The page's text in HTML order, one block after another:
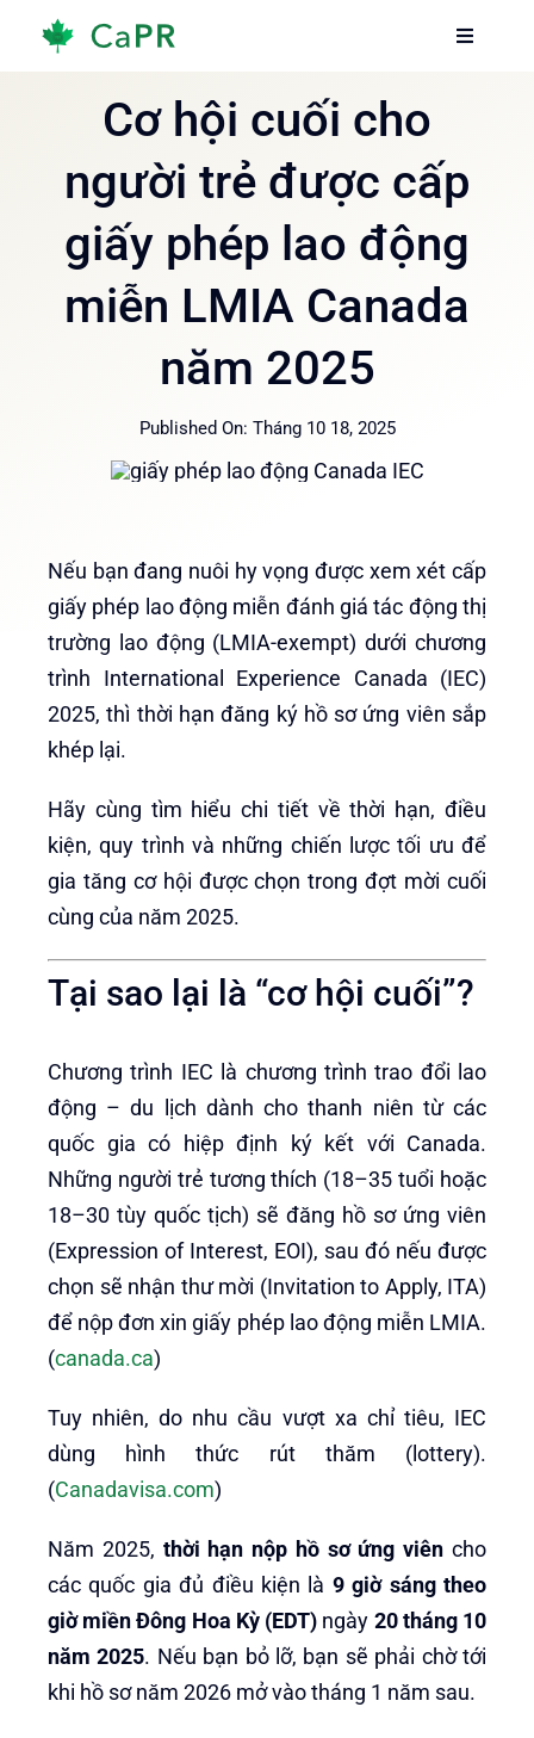
Toggle
Trang chủ
Dịch vụ
Về chúng tôi
Toggle
Trang chủ
Dịch vụ
Về chúng tôi
Cơ hội cuối cho
người trẻ được cấp
giấy phép lao động
miễn LMIA Canada
năm 2025
Published On: Tháng 10 18, 2025
Nếu bạn đang nuôi hy vọng được xem xét cấp
giấy phép lao động miễn đánh giá tác động thị
trường lao động (LMIA-exempt) dưới chương
trình International Experience Canada (IEC)
2025, thì thời hạn đăng ký hồ sơ ứng viên sắp
khép lại.
Hãy cùng tìm hiểu chi tiết về thời hạn, điều
kiện, quy trình và những chiến lược tối ưu để
gia tăng cơ hội được chọn trong đợt mời cuối
cùng của năm 2025.
Tại sao lại là “cơ hội cuối”?
Chương trình IEC là chương trình trao đổi lao
động – du lịch dành cho thanh niên từ các
quốc gia có hiệp định ký kết với Canada.
Những người trẻ tương thích (18–35 tuổi hoặc
18–30 tùy quốc tịch) sẽ đăng hồ sơ ứng viên
(Expression of Interest, EOI), sau đó nếu được
chọn sẽ nhận thư mời (Invitation to Apply, ITA)
để nộp đơn xin giấy phép lao động miễn LMIA.
(canada.ca)
Tuy nhiên, do nhu cầu vượt xa chỉ tiêu, IEC
dùng hình thức rút thăm (lottery).
(Canadavisa.com)
Năm 2025, thời hạn nộp hồ sơ ứng viên cho
các quốc gia đủ điều kiện là 9 giờ sáng theo
giờ miền Đông Hoa Kỳ (EDT) ngày 20 tháng 10
năm 2025. Nếu bạn bỏ lỡ, bạn sẽ phải chờ tới
khi hồ sơ năm 2026 mở vào tháng 1 năm sau.